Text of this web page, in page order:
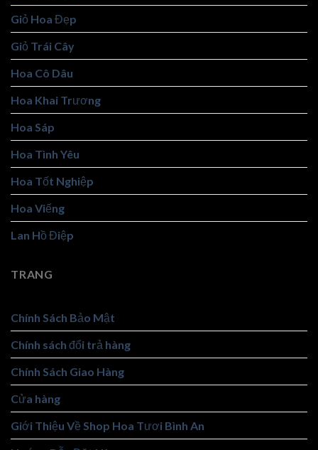
Giỏ Hoa Đẹp
Giỏ Trái Cây
Hoa Cô Dâu
Hoa Khai Trương
Hoa Sáp
Hoa Tình Yêu
Hoa Tốt Nghiệp
Hoa Viếng
Lan Hồ Điệp
TRANG
Chính Sách Bảo Mật
Chính sách đổi trả hàng
Chính Sách Giao Hàng
Cửa hàng
Giới Thiệu Về Shop Hoa Tươi Bình An